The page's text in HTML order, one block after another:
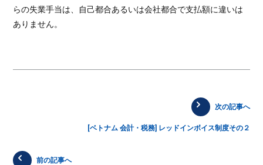
らの失業手当は、自己都合あるいは会社都合で支払額に違いは
ありません。
次の記事へ
[ベトナム 会計・税務] レッドインボイス制度その２
前の記事へ